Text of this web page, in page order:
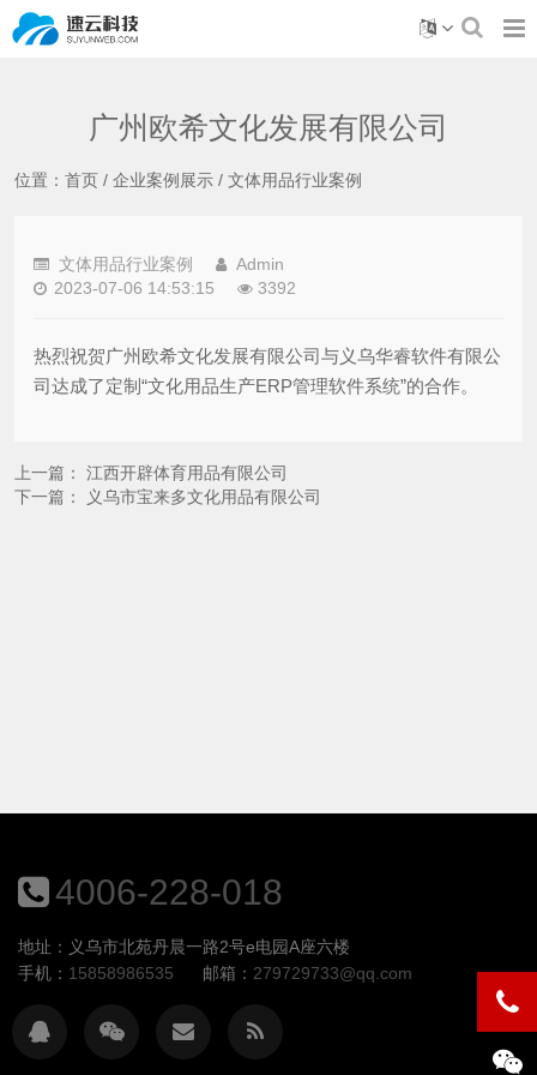
广州欧希文化发展有限公司
位置： 首页 / 企业案例展示 / 文体用品行业案例
文体用品行业案例
Admin
2023-07-06 14:53:15
3392
热烈祝贺广州欧希文化发展有限公司与义乌华睿软件有限公
司达成了定制“文化用品生产ERP管理软件系统”的合作。
上一篇： 江西开辟体育用品有限公司
下一篇：
义乌市宝来多文化用品有限公司
4006-228-018
地址：义乌市北苑丹晨一路2号e电园A座六楼
手机： 15858986535 邮箱： 279729733@qq.com